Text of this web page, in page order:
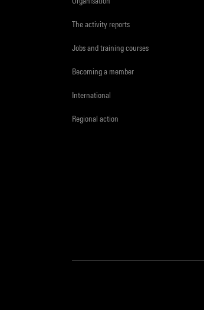
The activity reports
Jobs and training courses
Becoming a member
International
Regional action